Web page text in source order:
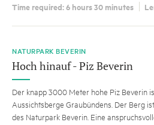
Time required: 6 hours 30 minutes
NATURPARK BEVERIN
Hoch hinauf - Piz Beverin
Der knapp 3000 Meter hohe Piz Beverin
Aussichtsberge Graubündens. Der Berg
des Naturpark Beverin. Eine